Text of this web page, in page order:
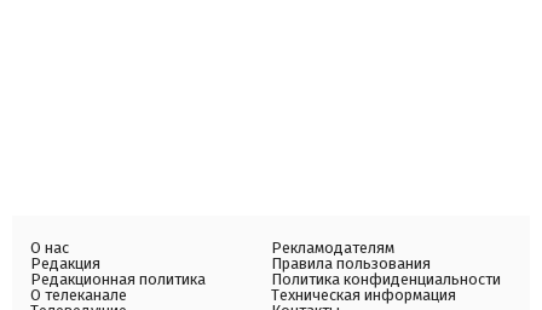
О нас
Редакция
Редакционная политика
О телеканале
Рекламодателям
Правила пользования
Политика конфиденциальности
Техническая информация